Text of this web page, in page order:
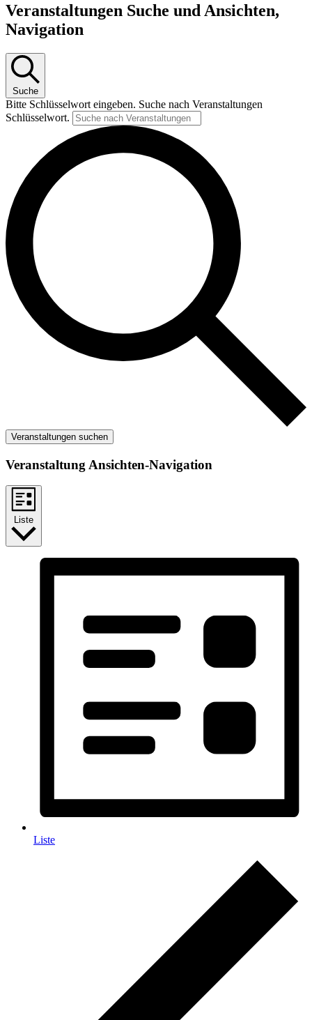
Veranstaltungen Suche und Ansichten,
Navigation
Suche
Bitte Schlüsselwort eingeben. Suche nach Veranstaltungen
Schlüsselwort.
Veranstaltungen suchen
Veranstaltung Ansichten-Navigation
Liste
Liste